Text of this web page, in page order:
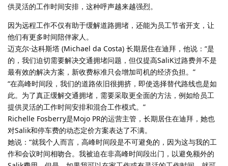
供灵活的工作时间安排，这种呼声越来越强烈。
因为远程工作不仅有助于缓解道路拥堵，还能为员工节省开支，让
他们有更多时间陪伴家人。
迈克尔·达科斯塔 (Michael da Costa) 长期居住在迪拜，他说：“是
的，我们迫切需要解决交通拥堵问题，但仅提高SaliK过路费并不是
最有效的解决方案，新收费标准只会增加司机的经济负担。”
“在高峰时间段，我们的道路依旧很拥挤，即使选择替代路线也是如
此。为了真正缓解交通拥堵，需要采取更全面的方法，例如给员工
提供灵活的工作时间安排和混合工作模式。”
Richelle Fosberry是Mojo PR的运营主管，长期居住在迪拜，她也
对Salik和停车费的动态定价方案表达了不满。
她说：“就我个人而言，高峰时间段是不可避免的，因为这与我的工
作和会议时间相吻合。我被迫在非高峰时间段出门，以避免额外的